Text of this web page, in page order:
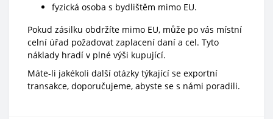
fyzická osoba s bydlištěm mimo EU.
Pokud zásilku obdržíte mimo EU, může po vás místní
celní úřad požadovat zaplacení daní a cel. Tyto
náklady hradí v plné výši kupující.
Máte-li jakékoli další otázky týkající se exportní
transakce, doporučujeme, abyste se s námi poradili.